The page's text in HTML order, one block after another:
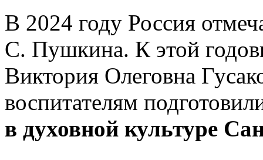
В 2024 году Россия
С. Пушкина. К этой
Виктория Олеговна
воспитателям
в духовной культуре